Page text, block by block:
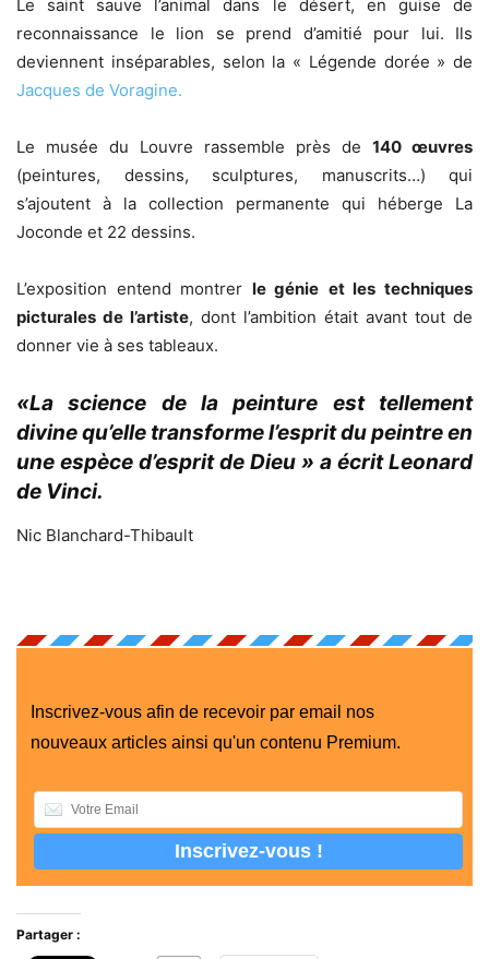
Le saint sauve l’animal dans le désert, en guise de
reconnaissance le lion se prend d’amitié pour lui. Ils
deviennent inséparables, selon la « Légende dorée » de
Jacques de Voragine.
Le musée du Louvre rassemble près de 140 œuvres
(peintures, dessins, sculptures, manuscrits…) qui
s’ajoutent à la collection permanente qui héberge La
Joconde et 22 dessins.
L’exposition entend montrer le génie et les techniques
picturales de l’artiste, dont l’ambition était avant tout de
donner vie à ses tableaux.
«La science de la peinture est tellement
divine qu’elle transforme l’esprit du peintre en
une espèce d’esprit de Dieu » a écrit Leonard
de Vinci.
Nic Blanchard-Thibault
Inscrivez-vous afin de recevoir par email nos
nouveaux articles ainsi qu'un contenu Premium.
Partager :